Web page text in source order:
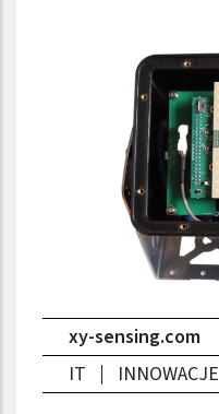
xy-sensing.com
IT
INNOWACJE